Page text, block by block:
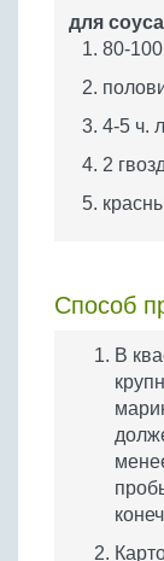
для
80-
4-5 ч.
2
Способ
В